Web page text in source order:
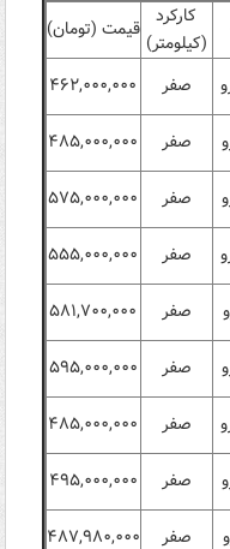
کارکرد
(کیلومتر)
قیمت (تومان)
صفر
۴۶۲,۰۰۰,۰۰۰
صفر
۴۸۵,۰۰۰,۰۰۰
صفر
۵۷۵,۰۰۰,۰۰۰
صفر
۵۵۵,۰۰۰,۰۰۰
صفر
۵۸۱,۷۰۰,۰۰۰
صفر
۵۹۵,۰۰۰,۰۰۰
صفر
۴۸۵,۰۰۰,۰۰۰
صفر
۴۹۵,۰۰۰,۰۰۰
صفر
۴۸۷,۹۸۰,۰۰۰